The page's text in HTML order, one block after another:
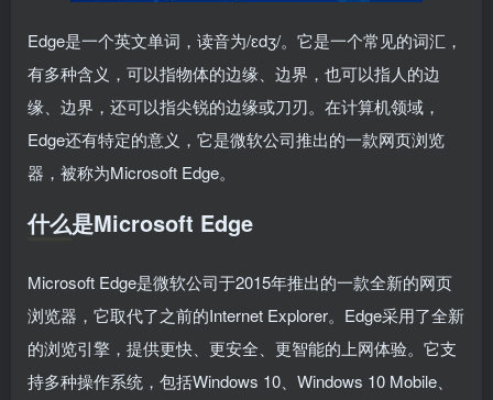
Edge是一个英文单词，读音为/ɛdʒ/。它是一个常见的词汇，
有多种含义，可以指物体的边缘、边界，也可以指人的边
缘、边界，还可以指尖锐的边缘或刀刃。在计算机领域，
Edge还有特定的意义，它是微软公司推出的一款网页浏览
器，被称为Microsoft Edge。
什么是Microsoft Edge
Microsoft Edge是微软公司于2015年推出的一款全新的网页
浏览器，它取代了之前的Internet Explorer。Edge采用了全新
的浏览引擎，提供更快、更安全、更智能的上网体验。它支
持多种操作系统，包括Windows 10、Windows 10 Mobile、